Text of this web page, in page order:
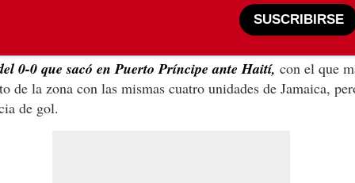
SUSCRIBIRSE
0-0 que sacó en Puerto Príncipe ante Haití, con el que
de la zona con las mismas cuatro unidades de Jamaica,
de gol.